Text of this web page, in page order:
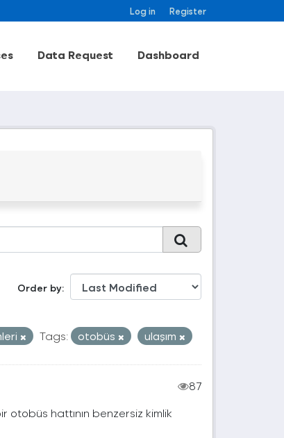
Log in Register
Data Request Dashboard
Order by
Tags: otobüs ulaşım
87
otobüs hattının benzersiz kimlik